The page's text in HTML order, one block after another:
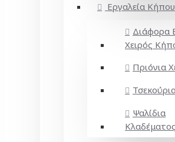
Εργαλεία Κήπου
Διάφορα
Χειρός
Πριόνια
Ψαλίδια
Κλαδέματος